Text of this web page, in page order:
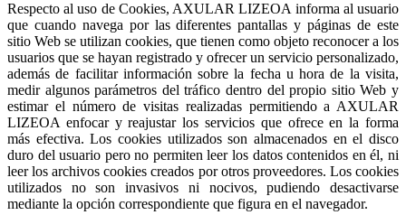
Respecto al uso de Cookies, AXULAR LIZEOA informa al usuario
que cuando navega por las diferentes pantallas y páginas de este
sitio Web se utilizan cookies, que tienen como objeto reconocer a los
usuarios que se hayan registrado y ofrecer un servicio personalizado,
además de facilitar información sobre la fecha u hora de la visita,
medir algunos parámetros del tráfico dentro del propio sitio Web y
estimar el número de visitas realizadas permitiendo a AXULAR
LIZEOA enfocar y reajustar los servicios que ofrece en la forma
más efectiva. Los cookies utilizados son almacenados en el disco
duro del usuario pero no permiten leer los datos contenidos en él, ni
leer los archivos cookies creados por otros proveedores. Los cookies
utilizados no son invasivos ni nocivos, pudiendo desactivarse
mediante la opción correspondiente que figura en el navegador.